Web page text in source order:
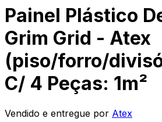
Painel Plástico
Grim Grid - Atex
(piso/forro/
C/ 4 Peças: 1m²
Vendido e entregue por Atex